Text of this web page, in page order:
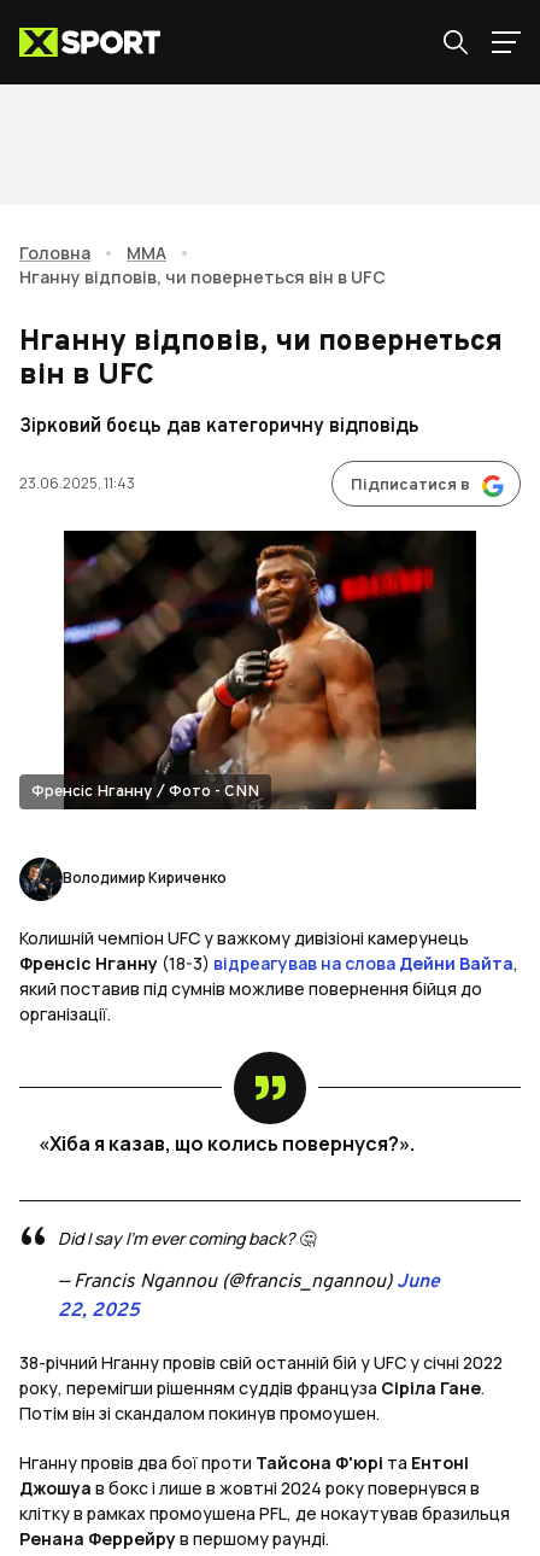
Головна • ММА
•
Нганну відповів, чи повернеться він в UFC
Нганну відповів, чи повернеться
він в UFC
Зірковий боєць дав категоричну відповідь
23.06.2025, 11:43 Підписатися в
Френсіс Нганну / Фото - CNN
Володимир Кириченко
Колишній чемпіон UFC у важкому дивізіоні камерунець
Френсіс Нганну (18-3) відреагував на слова Дейни Вайта,
який поставив під сумнів можливе повернення бійця до
організації.
«Хіба я казав, що колись повернуся?».
Did I say I'm ever coming back? 🤔
— Francis Ngannou (@francis_ngannou) June
22, 2025
38-річний Нганну провів свій останній бій у UFC у січні 2022
року, перемігши рішенням суддів француза Сіріла Гане.
Потім він зі скандалом покинув промоушен.
Нганну провів два бої проти Тайсона Ф'юрі та Ентоні
Джошуа в бокс і лише в жовтні 2024 року повернувся в
клітку в рамках промоушена PFL, де нокаутував бразильця
Ренана Феррейрув першому раунді.